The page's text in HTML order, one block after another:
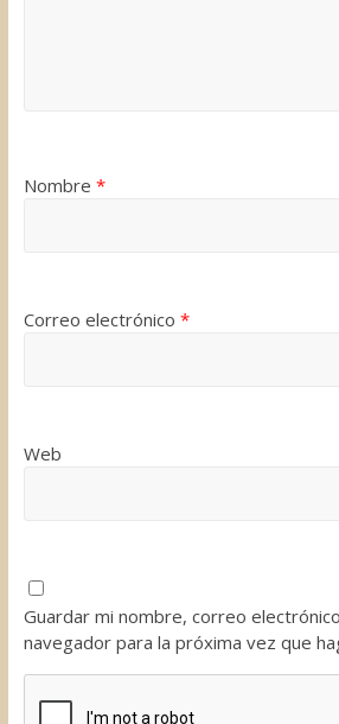
Nombre *
Correo electrónico *
Web
Guardar mi nombre, correo
navegador para la próxima vez que